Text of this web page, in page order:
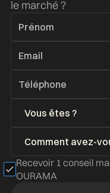
le marché ?
Recevoir 1 conseil
OURAMA